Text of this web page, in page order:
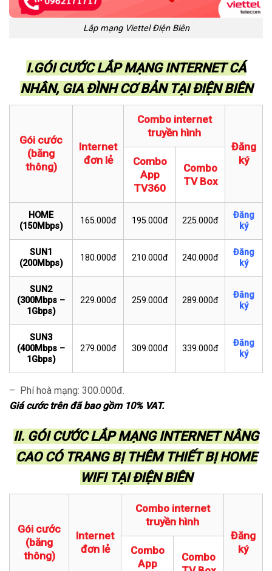
Lắp mạng Viettel Điện Biên
I.GÓI CƯỚC LẮP MẠNG INTERNET CÁ
NHÂN, GIA ĐÌNH CƠ BẢN TẠI ĐIỆN BIÊN
Gói cước
(băng
thông)
Internet
đơn lẻ
Combo internet
truyền hình
Đăng
ký
Combo
App
TV360
Combo
TV Box
HOME
(150Mbps)
165.000đ 195.000đ 225.000đ
Đăng
ký
SUN1
(200Mbps)
180.000đ 210.000đ 240.000đ
Đăng
ký
SUN2
(300Mbps –
1Gbps)
229.000đ 259.000đ 289.000đ
Đăng
ký
SUN3
(400Mbps –
1Gbps)
279.000đ 309.000đ 339.000đ
Đăng
ký
– Phí hoà mạng: 300.000đ.
Giá cước trên đã bao gồm 10% VAT.
II. GÓI CƯỚC LẮP MẠNG INTERNET NÂNG
CAO CÓ TRANG BỊ THÊM THIẾT BỊ HOME
WIFI TẠI ĐIỆN BIÊN
Gói cước
(băng
thông)
Internet
đơn lẻ
Combo internet
truyền hình
Đăng
ký
Combo
App
Combo